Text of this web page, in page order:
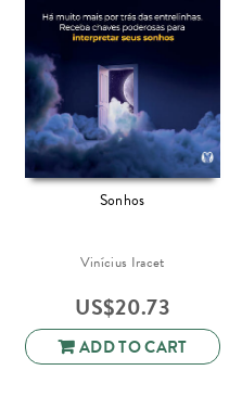
Sonhos
Vinícius Iracet
US$20.73
ADD TO CART